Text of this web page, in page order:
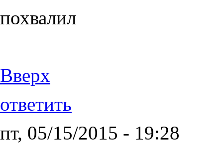
похвалил
Вверх
ответить
пт, 05/15/2015 - 19:28